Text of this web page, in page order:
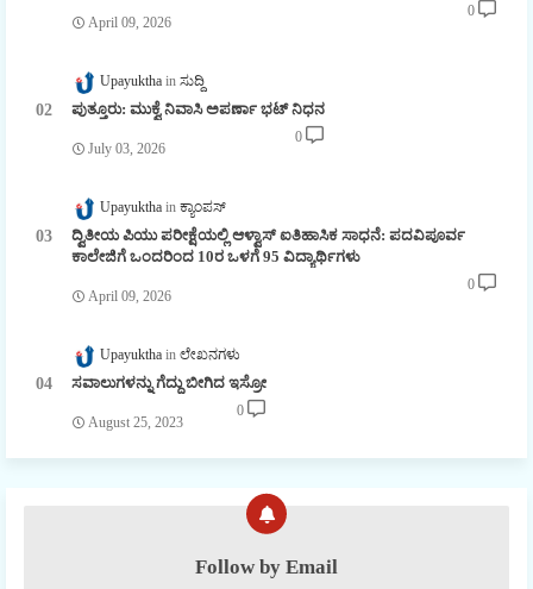
April 09, 2026
0
Upayuktha ಸುದ್ದಿ
ಪುತ್ತೂರು: ಮುಕ್ವೆ ನಿವಾಸಿ ಅಪರ್ಣಾ ಭಟ್ ನಿಧನ
July 03, 2026
0
Upayuktha ಕ್ಯಾಂಪಸ್
ದ್ವಿತೀಯ ಪಿಯು ಪರೀಕ್ಷೆಯಲ್ಲಿ ಆಳ್ವಾಸ್ ಐತಿಹಾಸಿಕ ಸಾಧನೆ: ಪದವಿಪೂರ್ವ
ಕಾಲೇಜಿಗೆ ಒಂದರಿಂದ 10ರ ಒಳಗೆ 95 ವಿದ್ಯಾರ್ಥಿಗಳು
April 09, 2026
0
Upayuktha ಲೇಖನಗಳು
ಸವಾಲುಗಳನ್ನು ಗೆದ್ದು ಬೀಗಿದ ಇಸ್ರೋ
August 25, 2023
0
Follow by Email